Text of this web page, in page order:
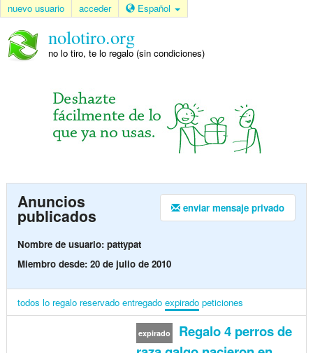
nuevo usuario acceder Español
nolotiro.org
no lo tiro, te lo regalo (sin condiciones)
enviar mensaje privado
Anuncios
publicados
Nombre de usuario: pattypat
Miembro desde: 20 de julio de 2010
todos lo regalo reservado entregado expirado peticiones
expirado
Regalo 4 perros de